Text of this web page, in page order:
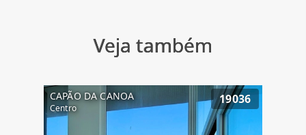
Veja também
CAPÃO DA CANOA
Centro
19036